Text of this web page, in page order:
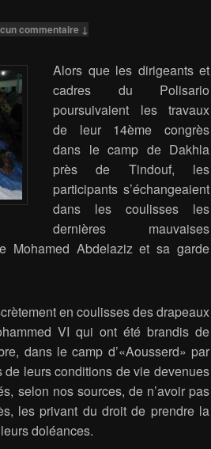
commentaire ↓
Alors que les dirigeants et
cadres du Polisario
poursuivaient les travaux
de leur 14ème congrès
dans le camp de Dakhla
près de Tindouf, les
participants s’échangeaient
dans les coulisses les
dernières mauvaises
Mohamed Abdelaziz et sa garde
en coulisses des drapeaux
VI qui ont été brandis de
dans le camp d’«Aousserd» par
leurs conditions de vie devenues
selon nos sources, de n’avoir pas
les privant du droit de prendre la
doléances.